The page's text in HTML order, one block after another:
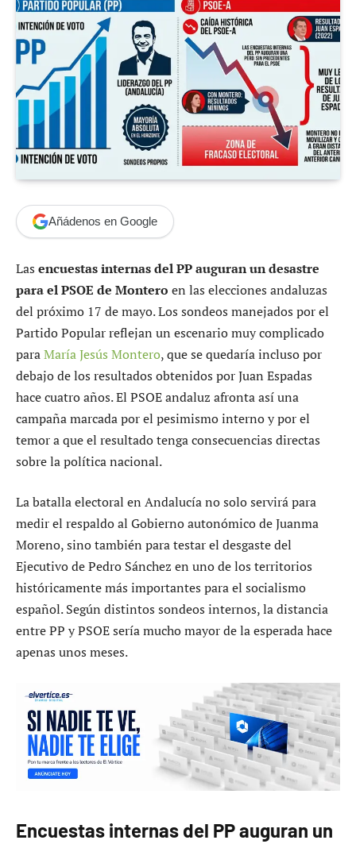
Añádenos en Google
Las encuestas internas del PP auguran un desastre
para el PSOE de Montero en las elecciones andaluzas
del próximo 17 de mayo. Los sondeos manejados por el
Partido Popular reflejan un escenario muy complicado
paraMaría Jesús Montero, que se quedaría incluso por
debajo de los resultados obtenidos por Juan Espadas
hace cuatro años. El PSOE andaluz afronta así una
campaña marcada por el pesimismo interno y por el
temor a que el resultado tenga consecuencias directas
sobre la política nacional.
La batalla electoral en Andalucía no solo servirá para
medir el respaldo al Gobierno autonómico de Juanma
Moreno, sino también para testar el desgaste del
Ejecutivo de Pedro Sánchez en uno de los territorios
históricamente más importantes para el socialismo
español. Según distintos sondeos internos, la distancia
entre PP y PSOE sería mucho mayor de la esperada hace
apenas unos meses.
Encuestas internas del PP auguran un